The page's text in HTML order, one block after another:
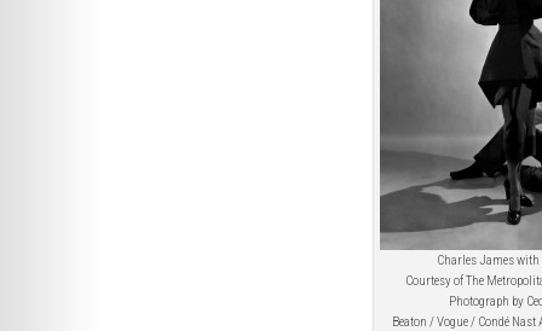
Charles James with
Courtesy of The
Photograph by
Beaton / Vogue / Condé